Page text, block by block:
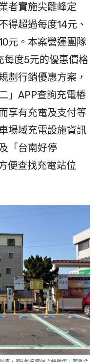
者實施尖離峰定
得超過每度14元、
元。本案營運團隊
每度5元的優惠價格
劃行銷優惠方案，
」APP查詢充電樁
享有充電及支付等
場域充電設施資訊
「台南好停
便查找充電站位